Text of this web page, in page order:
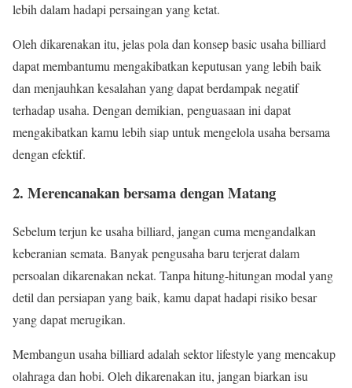
lebih dalam hadapi persaingan yang ketat.
Oleh dikarenakan itu, jelas pola dan konsep basic usaha billiard
dapat membantumu mengakibatkan keputusan yang lebih baik
dan menjauhkan kesalahan yang dapat berdampak negatif
terhadap usaha. Dengan demikian, penguasaan ini dapat
mengakibatkan kamu lebih siap untuk mengelola usaha bersama
dengan efektif.
2. Merencanakan bersama dengan Matang
Sebelum terjun ke usaha billiard, jangan cuma mengandalkan
keberanian semata. Banyak pengusaha baru terjerat dalam
persoalan dikarenakan nekat. Tanpa hitung-hitungan modal yang
detil dan persiapan yang baik, kamu dapat hadapi risiko besar
yang dapat merugikan.
Membangun usaha billiard adalah sektor lifestyle yang mencakup
olahraga dan hobi. Oleh dikarenakan itu, jangan biarkan isu